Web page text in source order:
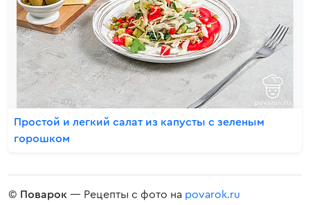
Простой и легкий салат из капусты с зеленым
горошком
© Поварок — Рецепты с фото на povarok.ru